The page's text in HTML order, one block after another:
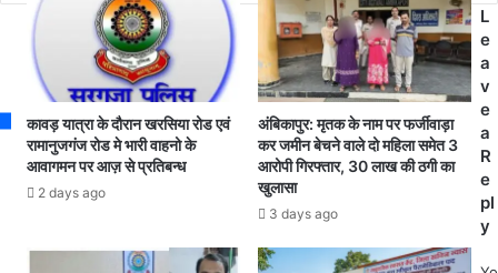
3
गि
फ्ता
ष्ट
ध्य
वि
द्या
कावड़ यात्रा के दौरान खरसिया रोड एवं
रामानुजगंज रोड मे भारी वाहनो के
आवागमन पर आज़ से प्रतिबन्ध
2 days ago
अंबिकापुर: मृतक के नाम पर फर्जीवाड़ा
कर जमीन बेचने वाले दो महिला समेत 3
आरोपी गिरफ्तार, 30 लाख की ठगी का
खुलासा
3 days ago
L
e
a
v
e
a
R
e
pl
y